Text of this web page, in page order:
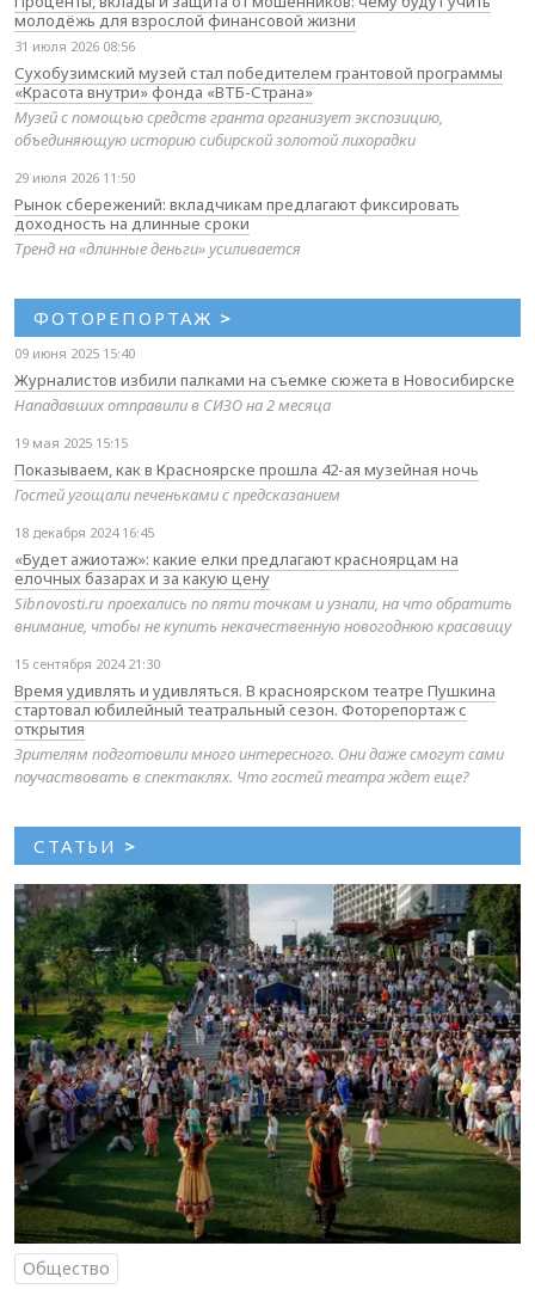
молодёжь для взрослой финансовой жизни
31 июля 2026 08:56
Сухобузимский музей стал победителем грантовой программы
«Красота внутри» фонда «ВТБ-Страна»
Музей с помощью средств гранта организует экспозицию,
объединяющую историю сибирской золотой лихорадки
29 июля 2026 11:50
Рынок сбережений: вкладчикам предлагают фиксировать
доходность на длинные сроки
Тренд на «длинные деньги» усиливается
ФОТОРЕПОРТАЖ >
09 июня 2025 15:40
Журналистов избили палками на съемке сюжета в Новосибирске
Нападавших отправили в СИЗО на 2 месяца
19 мая 2025 15:15
Показываем, как в Красноярске прошла 42-ая музейная ночь
Гостей угощали печеньками с предсказанием
18 декабря 2024 16:45
«Будет ажиотаж»: какие елки предлагают красноярцам на
елочных базарах и за какую цену
Sibnovosti.ru проехались по пяти точкам и узнали, на что обратить
внимание, чтобы не купить некачественную новогоднюю красавицу
15 сентября 2024 21:30
Время удивлять и удивляться. В красноярском театре Пушкина
стартовал юбилейный театральный сезон. Фоторепортаж с
открытия
Зрителям подготовили много интересного. Они даже смогут сами
поучаствовать в спектаклях. Что гостей театра ждет еще?
СТАТЬИ >
Общество